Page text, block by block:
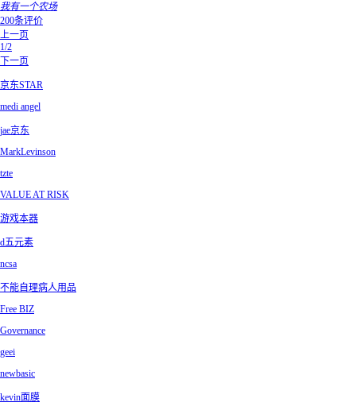
我有一个农场
200条评价
上一页
1/2
下一页
京东STAR
medi angel
jae京东
MarkLevinson
tzte
VALUE AT RISK
游戏本器
d五元素
ncsa
不能自理病人用品
Free BIZ
Governance
geei
newbasic
kevin面膜